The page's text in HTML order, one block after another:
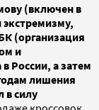
(включен в
(организация
и
России, а затем
лишения
в силу